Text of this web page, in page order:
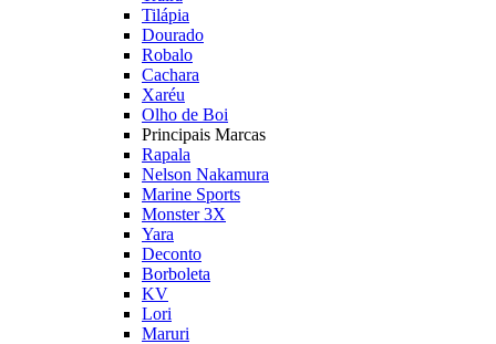
Tilápia
Dourado
Robalo
Cachara
Xaréu
Olho de Boi
Principais Marcas
Rapala
Nelson Nakamura
Marine Sports
Monster 3X
Yara
Deconto
Borboleta
KV
Lori
Maruri